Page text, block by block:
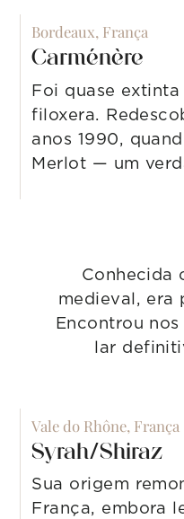
Bordeaux, França
Carménère
Foi quase
filoxera.
anos 1990,
Merlot — um
Conhecida
medieval, era
Encontrou
lar
Vale do Rhône, França
Syrah/Shiraz
Sua origem
França, embora